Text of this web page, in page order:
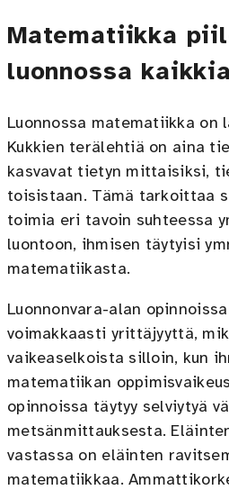
Matematiikka
luonnossa
Luonnossa matematiikka on
Kukkien terälehtiä on aina
kasvavat tietyn mittaisiksi,
toisistaan. Tämä tarkoittaa
toimia eri tavoin suhteessa
luontoon, ihmisen täytyisi
matematiikasta.
Luonnonvara-alan
voimakkaasti yrittäjyyttä,
vaikeaselkoista silloin, kun
matematiikan
opinnoissa täytyy selviytyä
metsänmittauksesta.
vastassa on eläinten
matematiikkaa.